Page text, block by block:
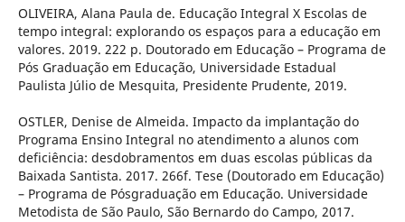
OLIVEIRA, Alana Paula de. Educação Integral X Escolas de
tempo integral: explorando os espaços para a educação em
valores. 2019. 222 p. Doutorado em Educação – Programa de
Pós Graduação em Educação, Universidade Estadual
Paulista Júlio de Mesquita, Presidente Prudente, 2019.
OSTLER, Denise de Almeida. Impacto da implantação do
Programa Ensino Integral no atendimento a alunos com
deficiência: desdobramentos em duas escolas públicas da
Baixada Santista. 2017. 266f. Tese (Doutorado em Educação)
– Programa de Pósgraduação em Educação. Universidade
Metodista de São Paulo, São Bernardo do Campo, 2017.